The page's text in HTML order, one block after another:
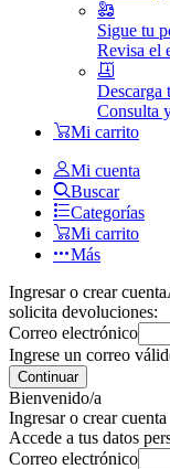
Sigue tu
Revisa el
Descarga
Consulta
Mi carrito
Mi cuenta
Buscar
Categorías
Mi carrito
Más
Ingresar o crear cuenta
solicita devoluciones:
Correo electrónico
Ingrese un correo
Continuar
Bienvenido/a
Ingresar o crear cuenta
Accede a tus datos
Correo electrónico